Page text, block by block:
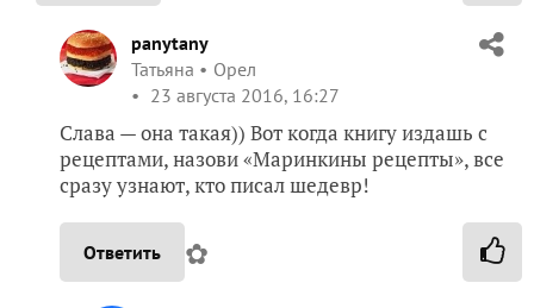
panytany
Татьяна
Орел
23 августа 2016, 16:27
Слава — она такая)) Вот когда книгу издашь с
рецептами, назови «Маринкины рецепты», все
сразу узнают, кто писал шедевр!
Ответить ✿